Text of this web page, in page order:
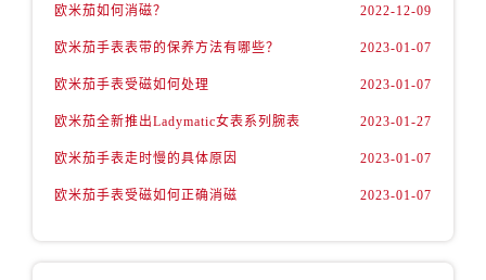
山西省长治市潞州区英雄中路欧米茄售后服务中心（需提前预约）
欧米茄如何消磁？ 2022-12-09
欧米茄手表表带的保养方法有哪些？ 2023-01-07
欧米茄手表受磁如何处理 2023-01-07
欧米茄全新推出Ladymatic女表系列腕表 2023-01-27
欧米茄手表走时慢的具体原因 2023-01-07
欧米茄手表受磁如何正确消磁 2023-01-07